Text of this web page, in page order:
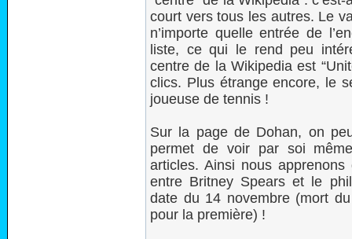
court vers tous les autres. Le
n’importe quelle entrée de
liste, ce qui le rend peu
centre de la Wikipedia est
clics. Plus étrange encore, le
joueuse de tennis !
Sur la page de Dohan, on
permet de voir par soi
articles. Ainsi nous apprenons
entre Britney Spears et le
date du 14 novembre (mort
pour la première) !